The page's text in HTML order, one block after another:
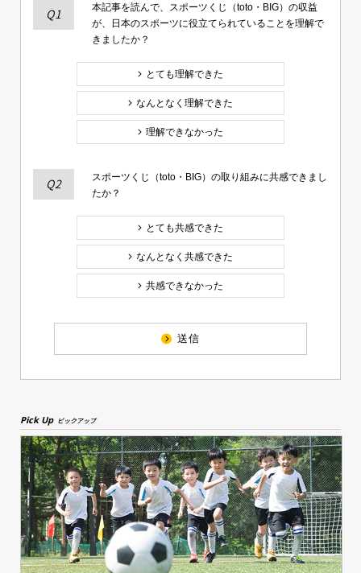
Q1
本記事を読んで、スポーツくじ（toto・BIG）の収益
が、日本のスポーツに役立てられていることを理解で
きましたか？
とても理解できた
なんとなく理解できた
理解できなかった
Q2
スポーツくじ（toto・BIG）の取り組みに共感できまし
たか？
とても共感できた
なんとなく共感できた
共感できなかった
送信
Pick Up ピックアップ